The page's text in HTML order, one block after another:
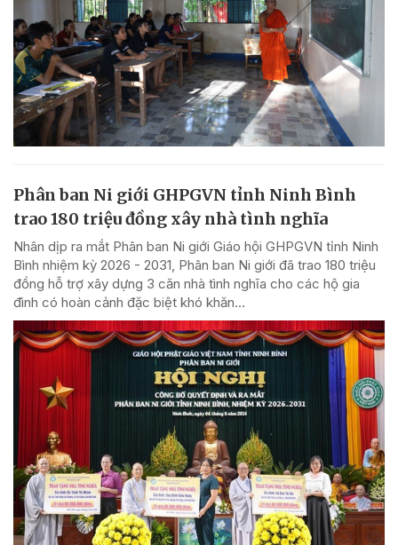
Phân ban Ni giới GHPGVN tỉnh Ninh Bình
trao 180 triệu đồng xây nhà tình nghĩa
Nhân dịp ra mắt Phân ban Ni giới Giáo hội GHPGVN tỉnh Ninh
Bình nhiệm kỳ 2026 - 2031, Phân ban Ni giới đã trao 180 triệu
đồng hỗ trợ xây dựng 3 căn nhà tình nghĩa cho các hộ gia
đình có hoàn cảnh đặc biệt khó khăn...